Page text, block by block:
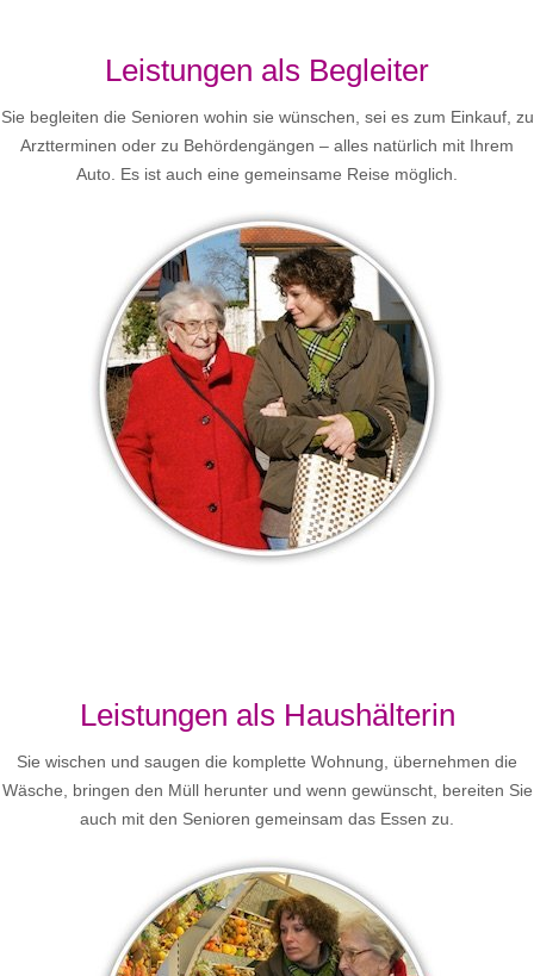
Leistungen als Begleiter
Sie begleiten die Senioren wohin sie wünschen, sei es zum Einkauf, zu
Arztterminen oder zu Behördengängen – alles natürlich mit Ihrem
Auto. Es ist auch eine gemeinsame Reise möglich.
Leistungen als Haushälterin
Sie wischen und saugen die komplette Wohnung, übernehmen die
Wäsche, bringen den Müll herunter und wenn gewünscht, bereiten Sie
auch mit den Senioren gemeinsam das Essen zu.